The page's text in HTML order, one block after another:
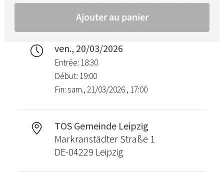
ven., 20/03/2026
Entrée: 18:30
Début: 19:00
Fin: sam., 21/03/2026 , 17:00
TOS Gemeinde Leipzig
Markranstädter Straße 1
DE-04229 Leipzig